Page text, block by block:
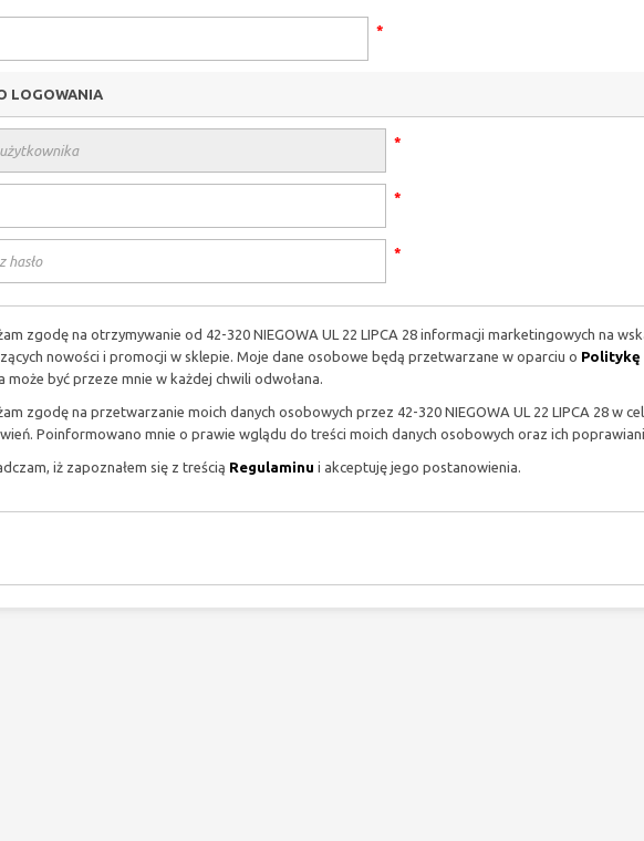
*
LOGOWANIA
*
*
*
zgodę na otrzymywanie od 42-320 NIEGOWA UL 22 LIPCA 28 informacji marketingowych na
nowości i promocji w sklepie. Moje dane osobowe będą przetwarzane w oparciu o Politykę
może być przeze mnie w każdej chwili odwołana.
zgodę na przetwarzanie moich danych osobowych przez 42-320 NIEGOWA UL 22 LIPCA 28 w
Poinformowano mnie o prawie wglądu do treści moich danych osobowych oraz ich
iż zapoznałem się z treścią Regulaminu i akceptuję jego postanowienia.